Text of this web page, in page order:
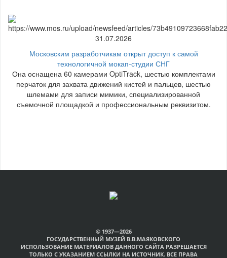
31.07.2026
Московским разработчикам открыт доступ к самой
технологичной мокап-студии СНГ
Она оснащена 60 камерами OptiTrack, шестью комплектами
перчаток для захвата движений кистей и пальцев, шестью
шлемами для записи мимики, специализированной
съемочной площадкой и профессиональным реквизитом.
© 1937—2026
ГОСУДАРСТВЕННЫЙ МУЗЕЙ В.В.МАЯКОВСКОГО
ИСПОЛЬЗОВАНИЕ МАТЕРИАЛОВ ДАННОГО САЙТА РАЗРЕШАЕТСЯ
ТОЛЬКО С УКАЗАНИЕМ ССЫЛКИ НА ИСТОЧНИК. ВСЕ ПРАВА